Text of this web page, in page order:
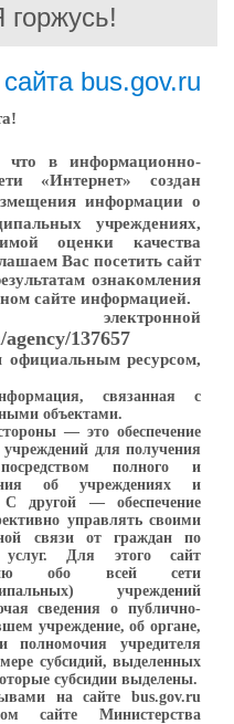
bus.gov.ru
в информационно-
«Интернет» создан
информации о
учреждениях,
оценки качества
Вас посетить сайт
ознакомления
сайте информацией.
137657
официальным ресурсом,
связанная с
объектами.
— это обеспечение
для получения
полного и
об учреждениях и
другой — обеспечение
управлять своими
связи от граждан по
услуг. Для этого сайт
обо всей сети
учреждений
сведения о публично-
учреждение, об органе,
учредителя
субсидий, выделенных
субсидии выделены.
на сайте bus.gov.ru
сайте Министерства